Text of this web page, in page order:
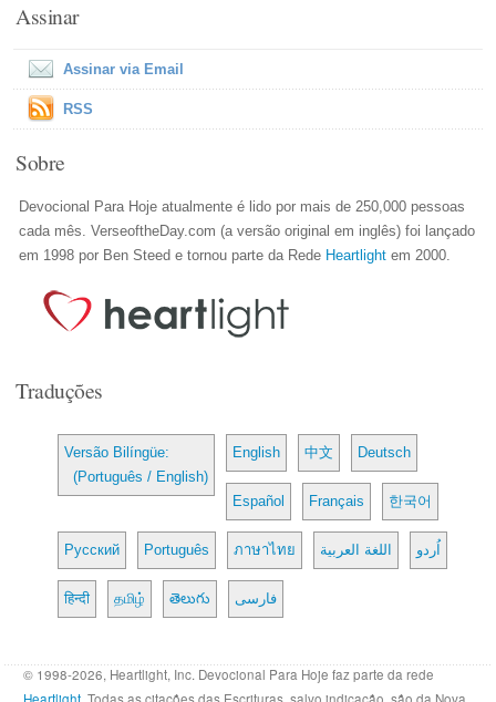
Assinar
Assinar via Email
RSS
Sobre
Devocional Para Hoje atualmente é lido por mais de 250,000 pessoas
cada mês. VerseoftheDay.com (a versão original em inglês) foi lançado
em 1998 por Ben Steed e tornou parte da Rede Heartlight em 2000.
Traduções
Versão Bilíngüe:
(Português / English)
English 中文 Deutsch
Español Français 한국어
Русский Português ภาษาไทย اللغة العربية اُردو
हिन्दी தமிழ் తెలుగు فارسی
© 1998-2026, Heartlight, Inc. Devocional Para Hoje faz parte da rede